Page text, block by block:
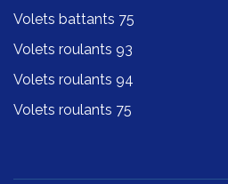
Volets battants 75
Volets roulants 93
Volets roulants 94
Volets roulants 75